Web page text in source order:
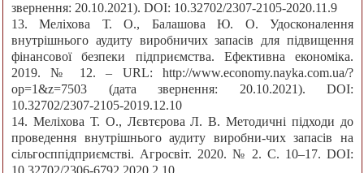
звернення: 20.10.2021). DOI: 10.32702/2307-2105-2020.11.9
13. Меліхова Т. О., Балашова Ю. О. Удосконалення
внутрішнього аудиту виробничих запасів для підвищення
фінансової безпеки підприємства. Ефективна економіка.
2019. № 12. – URL: http://www.economy.nayka.com.ua/?
op=1&z=7503 (дата звернення: 20.10.2021). DOI:
10.32702/2307-2105-2019.12.10
14. Меліхова Т. О., Лєвтєрова Л. В. Методичні підходи до
проведення внутрішнього аудиту виробни-чих запасів на
сільгосппідприємстві. Агросвіт. 2020. № 2. С. 10–17. DOI:
10.32702/2306-6792.2020.2.10